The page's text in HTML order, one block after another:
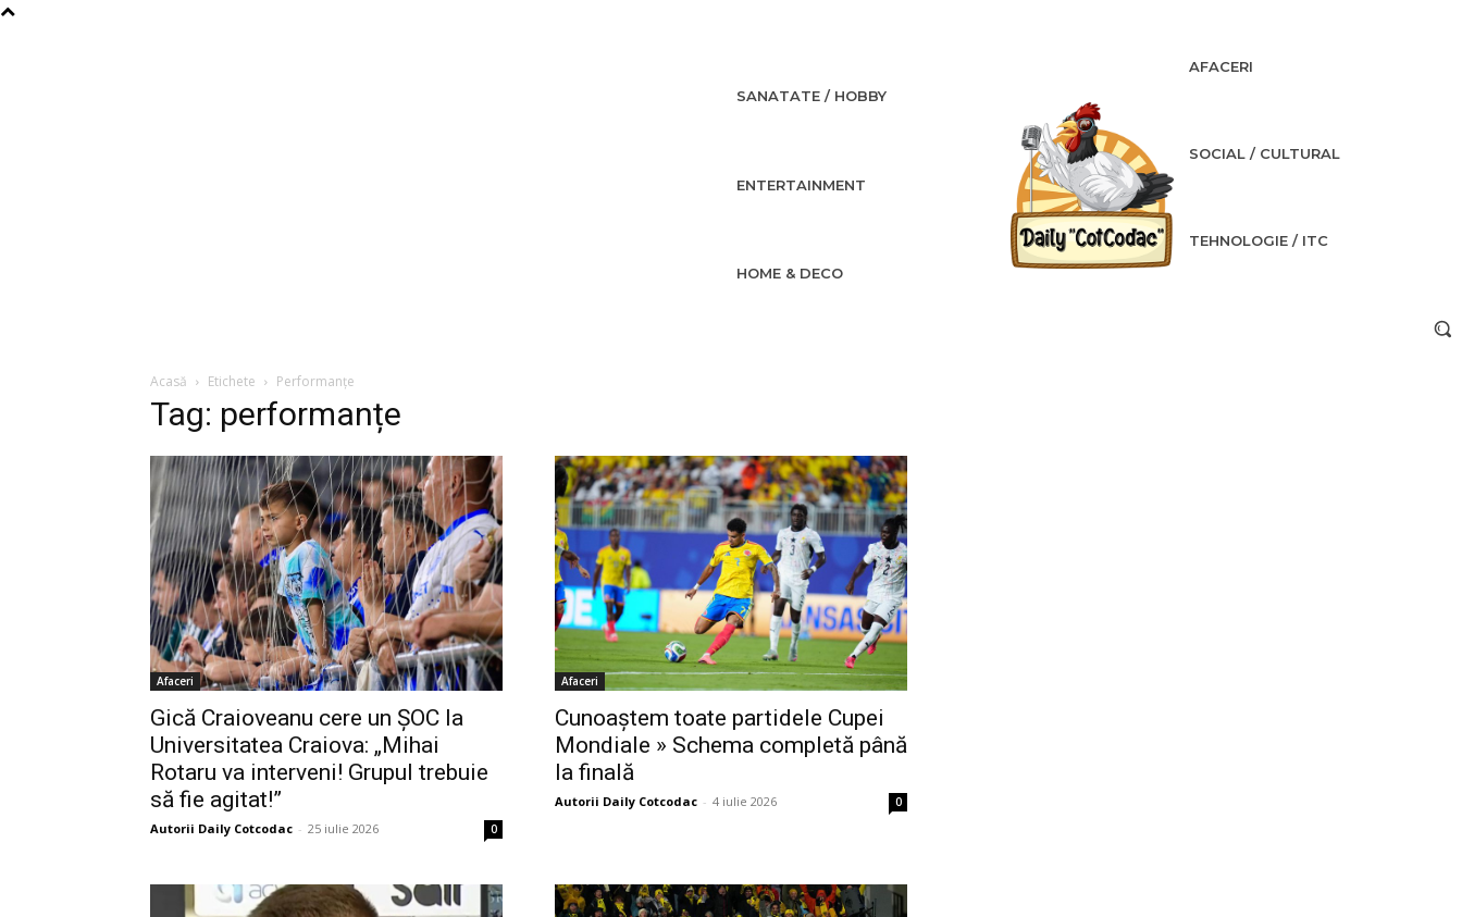
SANATATE / HOBBY
ENTERTAINMENT
HOME & DECO
AFACERI
SOCIAL / CULTURAL
TEHNOLOGIE / ITC
Acasă Etichete Performanțe
Tag: performanțe
Afaceri
Gică Craioveanu cere un ȘOC la
Universitatea Craiova: „Mihai
Rotaru va interveni! Grupul trebuie
să fie agitat!”
Autorii Daily Cotcodac - 25 iulie 2026 0
Afaceri
Cunoaștem toate partidele Cupei
Mondiale » Schema completă până
la finală
Autorii Daily Cotcodac - 4 iulie 2026 0